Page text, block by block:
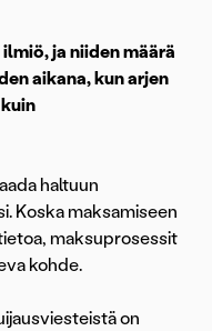
ja niiden määrä
aikana, kun arjen
haltuun
Koska maksamiseen
maksuprosessit
kohde.
on